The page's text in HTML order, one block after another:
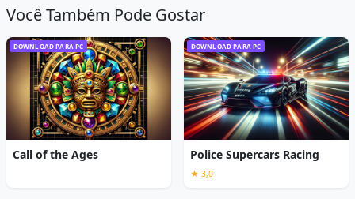
Você Também Pode Gostar
DOWNLOAD PARA PC
Call of the Ages
DOWNLOAD PARA PC
Police Supercars Racing
★ 3,0